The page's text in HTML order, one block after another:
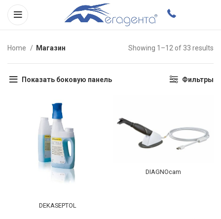
Home Магазин Showing 1–12 of 33 results
Показать боковую панель Фильтры
DEKASEPTOL
DIAGNOcam